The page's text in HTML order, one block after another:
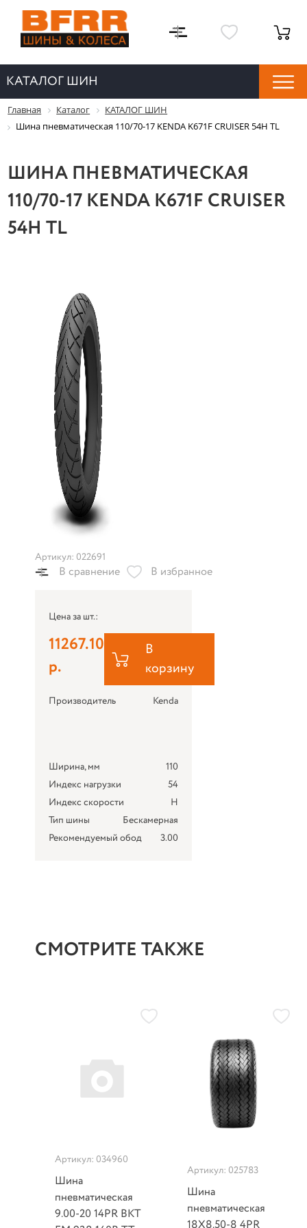
КАТАЛОГ ШИН
Главная Каталог
КАТАЛОГ ШИН
Шина пневматическая 110/70-17 KENDA K671F CRUISER 54H TL
ШИНА ПНЕВМАТИЧЕСКАЯ
110/70-17 KENDA K671F CRUISER
54H TL
Артикул: 022691
В сравнение В избранное
Цена за шт.:
11267.10
р.
В
корзину
Производитель Kenda
Ширина, мм
110
Индекс нагрузки
54
Индекс скорости
H
Тип шины
Бескамерная
Рекомендуемый обод
3.00
СМОТРИТЕ ТАКЖЕ
Артикул: 034960
Шина
пневматическая
9.00-20 14PR BKT
Артикул: 025783
Шина
пневматическая